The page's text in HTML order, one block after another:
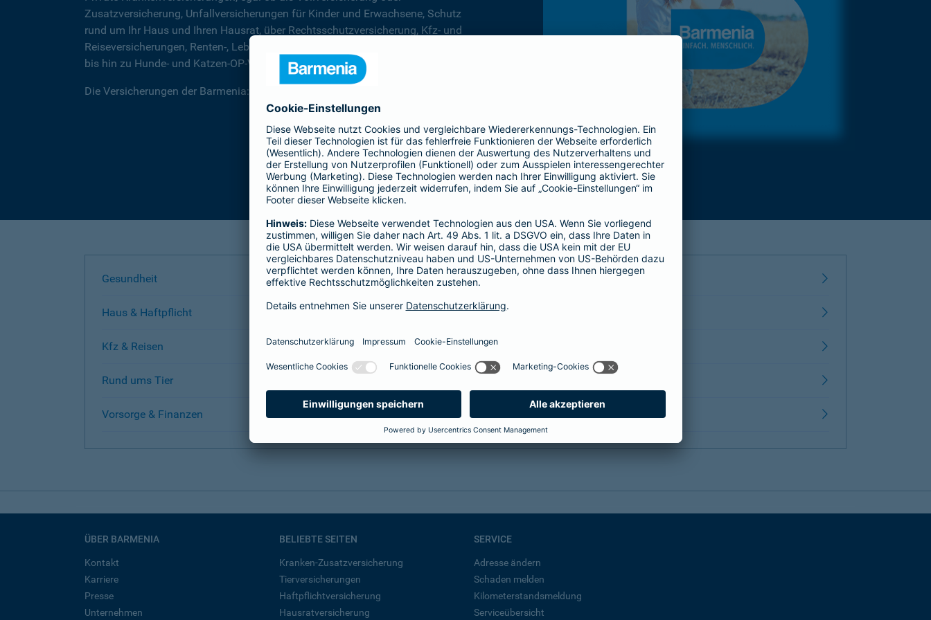
Zusatzversicherung, Unfallversicherungen für Kinder und Erwachsene, Schutz
rund um Ihr Haus und Ihren Hausrat, über Rechtsschutzversicherung, Kfz- und
Reiseversicherungen, Renten-, Lebens- und Berufsunfähigkeitsversicherung
bis hin zu Hunde- und Katzen-OP-Versicherungen.
Die Versicherungen der Barmenia: Wir helfen Ihnen in jeder Lebenslage
Gesundheit
Haus & Haftpflicht
Kfz & Reisen
Rund ums Tier
Vorsorge & Finanzen
ÜBER BARMENIA
Kontakt
Karriere
Presse
Unternehmen
BELIEBTE SEITEN
Kranken-Zusatzversicherung
Tierversicherungen
Haftpflichtversicherung
Hausratversicherung
SERVICE
Adresse ändern
Schaden melden
Kilometerstandsmeldung
Serviceübersicht